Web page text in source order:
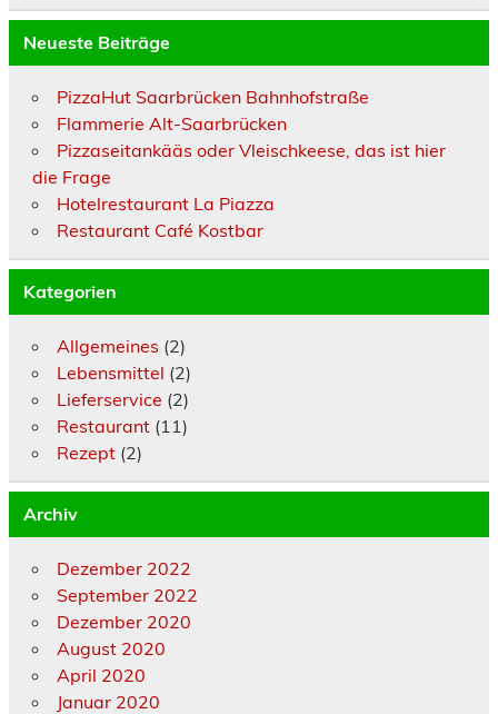
Neueste Beiträge
PizzaHut Saarbrücken Bahnhofstraße
Flammerie Alt-Saarbrücken
Pizzaseitankääs oder Vleischkeese, das ist hier
die Frage
Hotelrestaurant La Piazza
Restaurant Café Kostbar
Kategorien
Allgemeines (2)
Lebensmittel (2)
Lieferservice (2)
Restaurant(11)
Rezept(2)
Archiv
Dezember 2022
September 2022
Dezember 2020
August 2020
April 2020
Januar 2020